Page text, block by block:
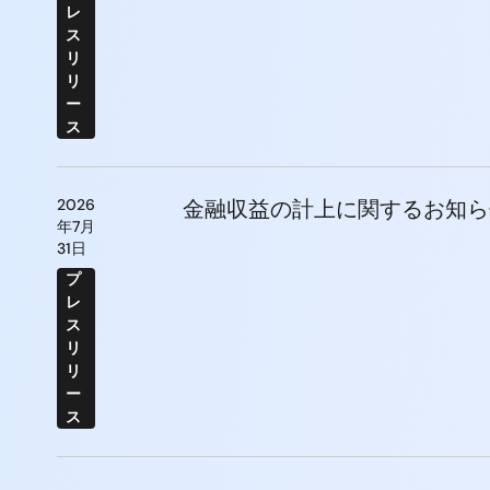
レ
ス
リ
リ
ー
ス
2026
年7月
31日
プ
レ
ス
リ
リ
ー
ス
金融収益の計上に関するお知